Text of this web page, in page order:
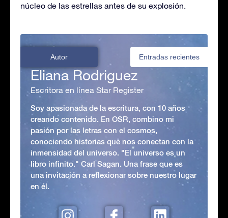
núcleo de las estrellas antes de su explosión.
Autor Entradas recientes
Eliana Rodriguez
Escritora en línea Star Register
Soy apasionada de la escritura, con 10 años
creando contenido. En OSR, combino mi
pasión por las letras con el cosmos,
conociendo historias que nos conectan con la
inmensidad del universo. "El universo es un
libro infinito." Carl Sagan. Una frase que es
una invitación a reflexionar sobre nuestro lugar
en él.